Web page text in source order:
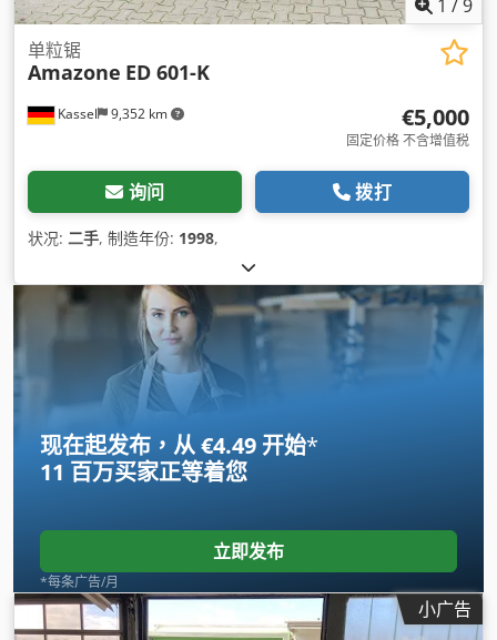
1 /9
Kassel 9,352 km
单粒锯
Amazone ED 601-K
€5,000
固定价格 不含增值税
询问 拨打
状况: 二手, 制造年份: 1998,
现在起发布，从 €4.49 开始*
11 百万买家正等着您
立即发布
*每条广告/月
小广告